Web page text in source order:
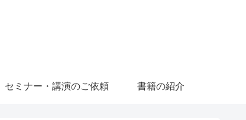
セミナー・講演のご依頼 書籍の紹介